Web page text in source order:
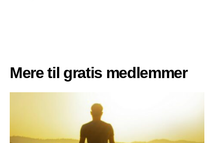
Mere til gratis medlemmer